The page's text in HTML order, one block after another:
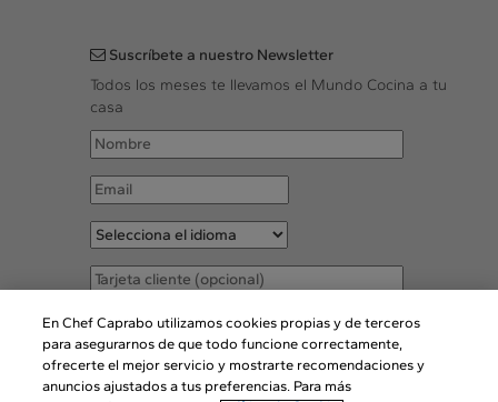
Suscríbete a nuestro Newsletter
Todos los meses te llevamos el Mundo Cocina a tu
casa
Acepto lasCondiciones legales
SUSCRIBIR
En Chef Caprabo utilizamos cookies propias y de terceros
para asegurarnos de que todo funcione correctamente,
ofrecerte el mejor servicio y mostrarte recomendaciones y
anuncios ajustados a tus preferencias. Para más